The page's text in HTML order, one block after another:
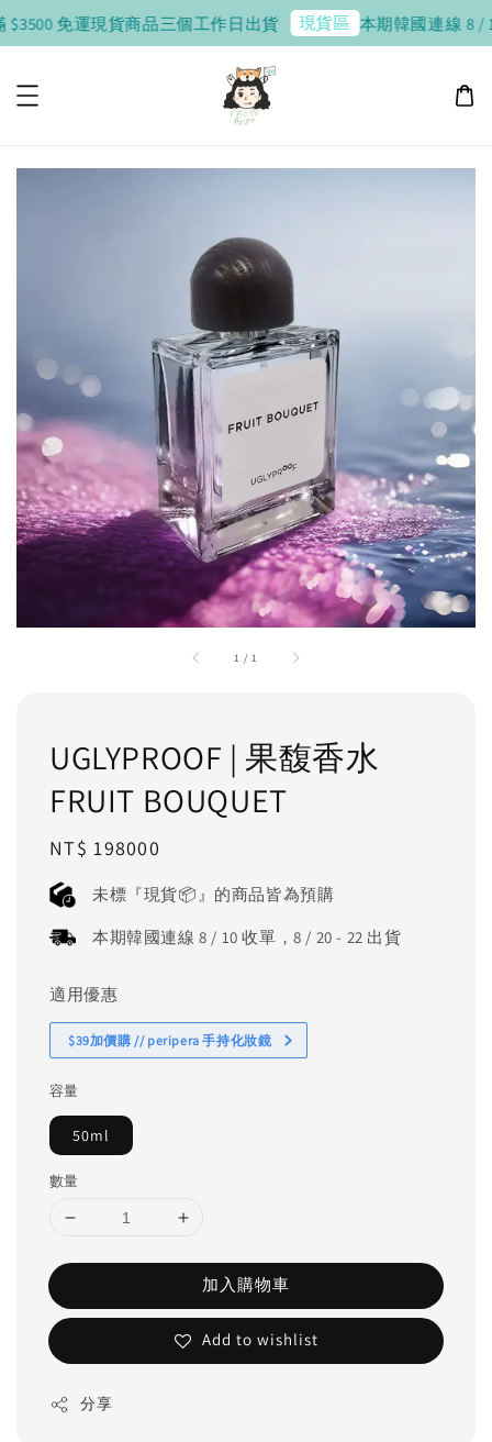
免運現貨商品三個工作日出貨 現貨區 本期韓國連線 8 /
1 / 1
UGLYPROOF | 果馥香水
FRUIT BOUQUET
Regular
price
NT$ 198000
未標『現貨📦』的商品皆為預購
本期韓國連線 8 / 10 收單，8 / 20 - 22 出貨
適用優惠
$39加價購 // peripera 手持化妝鏡
容量
50ml
數量
加入購物車
Add to wishlist
分享